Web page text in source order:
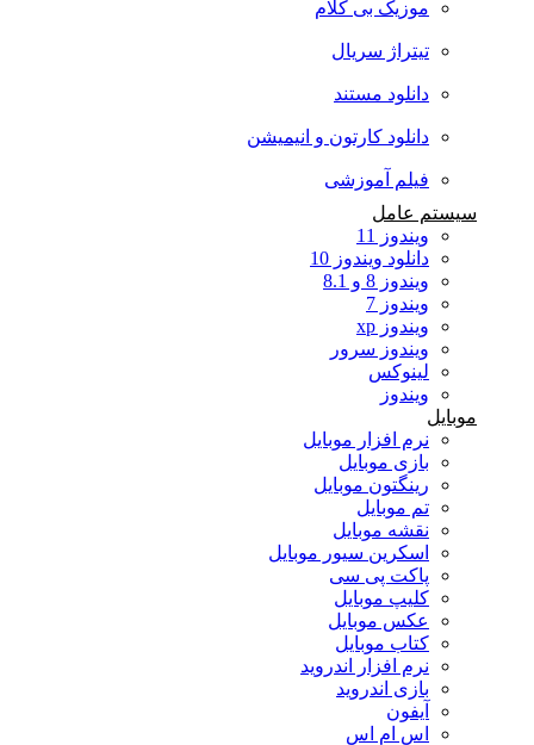
موزیک بی کلام
تیتراژ سریال
دانلود مستند
دانلود کارتون و انیمیشن
فیلم آموزشی
سیستم عامل
ویندوز 11
دانلود ویندوز 10
ویندوز 8 و 8.1
ویندوز 7
ویندوز xp
ویندوز سرور
لینوکس
ویندوز
موبایل
نرم افزار موبایل
بازی موبایل
رینگتون موبایل
تم موبایل
نقشه موبایل
اسکرین سیور موبایل
پاکت پی سی
کلیپ موبایل
عکس موبایل
کتاب موبایل
نرم افزار اندروید
بازی اندروید
آیفون
اس ام اس